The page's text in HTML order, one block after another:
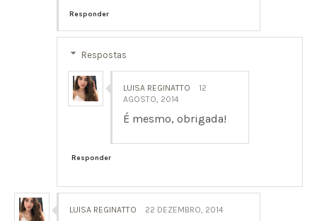
Responder
Respostas
LUISA REGINATTO
12
AGOSTO, 2014
É mesmo, obrigada!
Responder
LUISA REGINATTO 22 DEZEMBRO, 2014